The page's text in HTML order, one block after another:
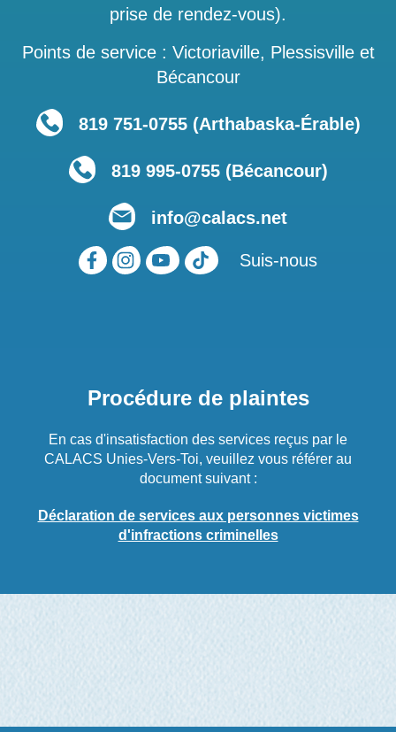
prise de rendez-vous).
Points de service : Victoriaville, Plessisville et
Bécancour
819 751‑0755 (Arthabaska-Érable)
819 995-0755 (Bécancour)
info@calacs.net
Suis-nous
Procédure de plaintes
En cas d'insatisfaction des services reçus par le
CALACS Unies-Vers-Toi, veuillez vous référer au
document suivant :
Déclaration de services aux personnes victimes
d'infractions criminelles